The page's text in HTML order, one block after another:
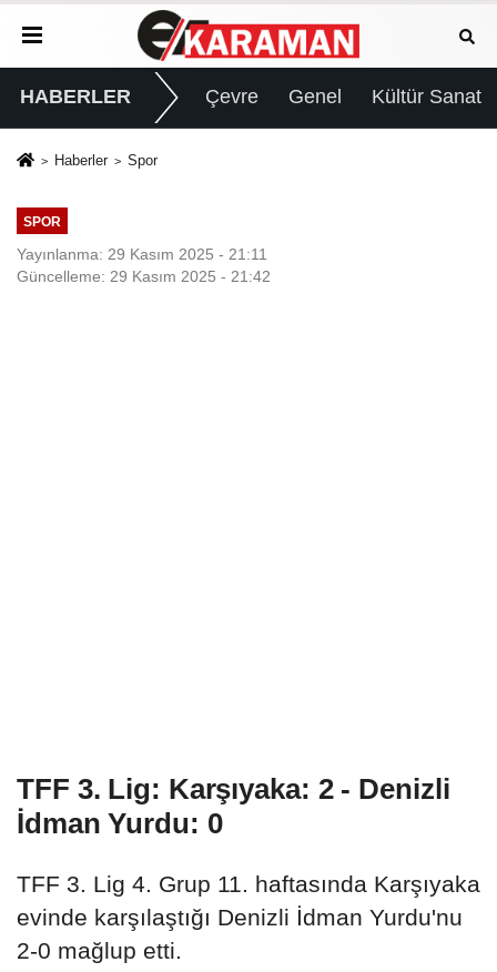
HABERLER Çevre Genel Kültür Sanat
Haberler Spor
SPOR
Yayınlanma: 29 Kasım 2025 - 21:11
Güncelleme: 29 Kasım 2025 - 21:42
TFF 3. Lig: Karşıyaka: 2 - Denizli
İdman Yurdu: 0
TFF 3. Lig 4. Grup 11. haftasında Karşıyaka
evinde karşılaştığı Denizli İdman Yurdu'nu
2-0 mağlup etti.